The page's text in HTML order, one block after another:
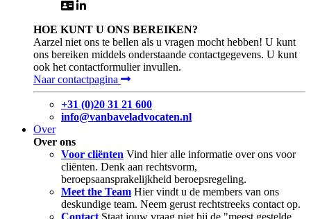
HOE KUNT U ONS BEREIKEN?
Aarzel niet ons te bellen als u vragen mocht hebben! U kunt
ons bereiken middels onderstaande contactgegevens. U kunt
ook het contactformulier invullen.
Naar contactpagina
+31 (0)20 31 21 600
info@vanbaveladvocaten.nl
Over
Over ons
Voor cliënten Vind hier alle informatie over ons voor
cliënten. Denk aan rechtsvorm,
beroepsaansprakelijkheid beroepsregeling.
Meet the Team Hier vindt u de members van ons
deskundige team. Neem gerust rechtstreeks contact op.
Contact Staat jouw vraag niet bij de "meest gestelde